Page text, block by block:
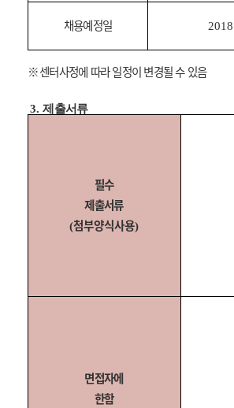
채용예정일
※센터사정에 따라 일정이 변경될 수 있음
3.제출서류
필수
제출서류
(첨부양식사용)
면접자에
한함